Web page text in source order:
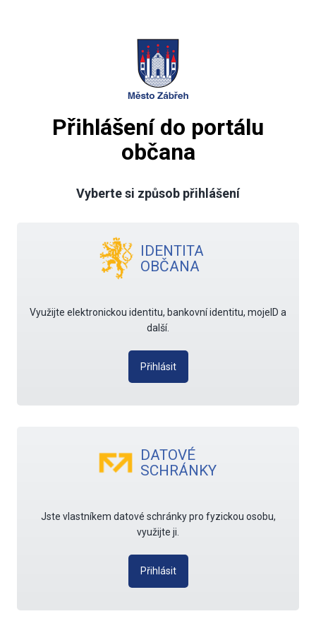
Přihlášení do portálu
občana
Vyberte si způsob přihlášení
IDENTITA
OBČANA
Využijte elektronickou identitu, bankovní identitu, mojeID a
další.
Přihlásit
DATOVÉ
SCHRÁNKY
Jste vlastníkem datové schránky pro fyzickou osobu,
využijte ji.
Přihlásit